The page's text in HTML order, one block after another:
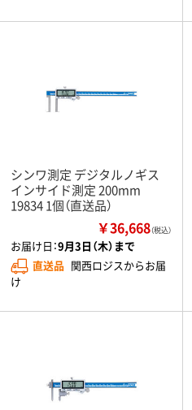
シンワ測定 デジタルノギス
インサイド測定 200mm
19834 1個（直送品）
￥36,668（税込）
お届け日：9月3日（木）まで
直送品 関西ロジスからお届
け